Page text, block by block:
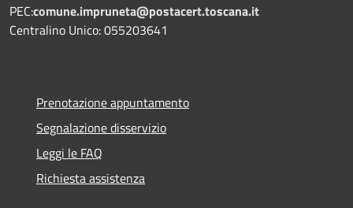
PEC:comune.impruneta@postacert.toscana.it
Centralino Unico: 055203641
Prenotazione appuntamento
Segnalazione disservizio
Leggi le FAQ
Richiesta assistenza